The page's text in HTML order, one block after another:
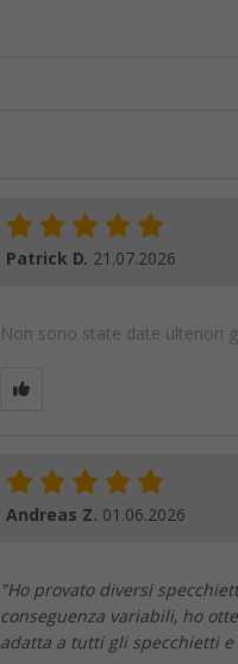
Patrick D. 21.07.2026
Non sono state date ulteriori
Andreas Z. 01.06.2026
"Ho provato diversi
conseguenza variabili, ho
adatta a tutti gli specchietti